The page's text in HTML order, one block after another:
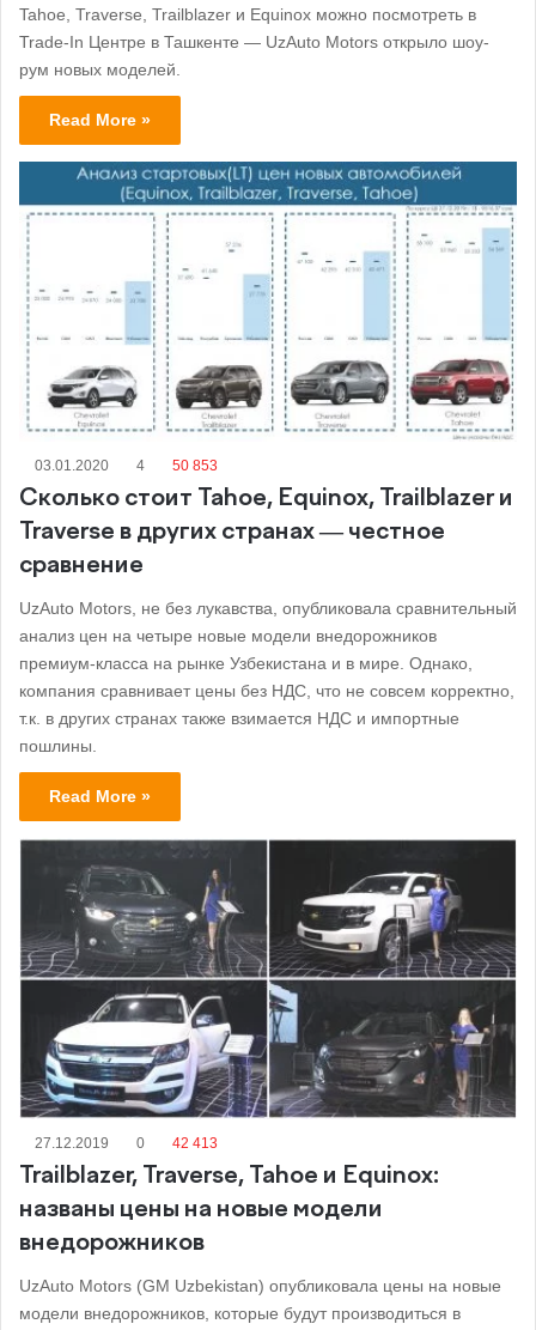
Tahoe, Traverse, Trailblazer и Equinox можно посмотреть в
Trade-In Центре в Ташкенте — UzAuto Motors открыло шоу-
рум новых моделей.
Read More »
03.01.2020 4 50 853
Сколько стоит Tahoe, Equinox, Trailblazer и
Traverse в других странах — честное
сравнение
UzAuto Motors, не без лукавства, опубликовала сравнительный
анализ цен на четыре новые модели внедорожников
премиум-класса на рынке Узбекистана и в мире. Однако,
компания сравнивает цены без НДС, что не совсем корректно,
т.к. в других странах также взимается НДС и импортные
пошлины.
Read More »
27.12.2019 0 42 413
Trailblazer, Traverse, Tahoe и Equinox:
названы цены на новые модели
внедорожников
UzAuto Motors (GM Uzbekistan) опубликовала цены на новые
модели внедорожников, которые будут производиться в